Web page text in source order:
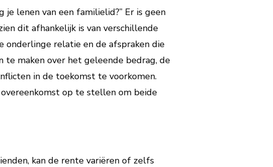
lenen van een familielid?” Er is geen
dit afhankelijk is van verschillende
onderlinge relatie en de afspraken die
te maken over het geleende bedrag, de
in de toekomst te voorkomen.
op te stellen om beide
kan de rente variëren of zelfs